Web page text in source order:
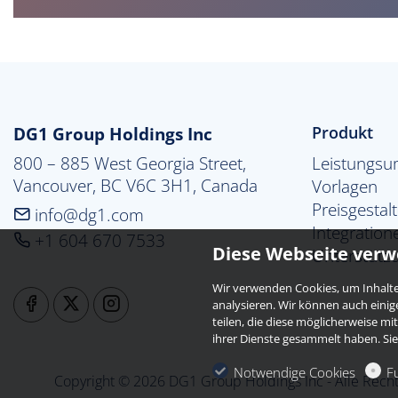
DG1 Group Holdings Inc
800 – 885 West Georgia Street,
Vancouver, BC V6C 3H1, Canada
info@dg1.com
+1 604 670 7533
Produkt
Vorlagen
Copyright © 2026 DG1 Group Holdings Inc - Alle
Diese Webseite
Wir verwenden Cookies, um
analysieren. Wir können auch
teilen, die diese möglicherweise
ihrer Dienste gesammelt haben.
Notwendige Cookies